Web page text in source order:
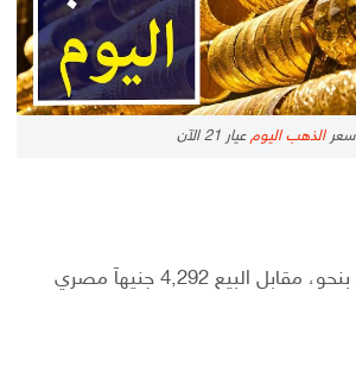
سعرالذهب اليومعيار 21 الآن